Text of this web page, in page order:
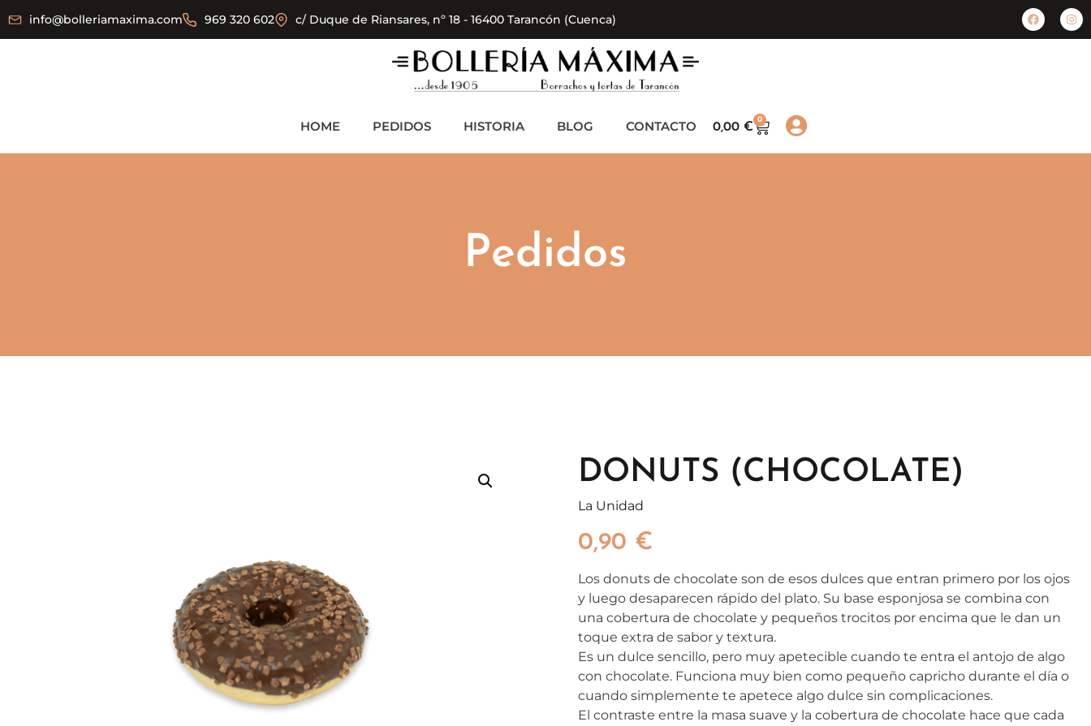
info@bolleriamaxima.com 969 320 602 c/ Duque de Riansares, nº 18 - 16400 Tarancón (Cuenca)
HOME PEDIDOS HISTORIA BLOG CONTACTO 0,00 €
0
Pedidos
DONUTS (CHOCOLATE)
La Unidad
0,90 €
Los donuts de chocolate son de esos dulces que entran primero por los ojos
y luego desaparecen rápido del plato. Su base esponjosa se combina con
una cobertura de chocolate y pequeños trocitos por encima que le dan un
toque extra de sabor y textura.
Es un dulce sencillo, pero muy apetecible cuando te entra el antojo de algo
con chocolate. Funciona muy bien como pequeño capricho durante el día o
cuando simplemente te apetece algo dulce sin complicaciones.
El contraste entre la masa suave y la cobertura de chocolate hace que cada